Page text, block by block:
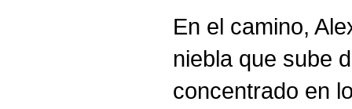
En el camino,
niebla que sube
concentrado en